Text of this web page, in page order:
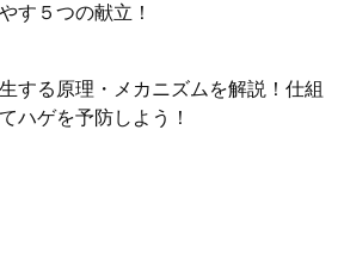
す５つの献立！
する原理・メカニズムを解説！仕組
ハゲを予防しよう！